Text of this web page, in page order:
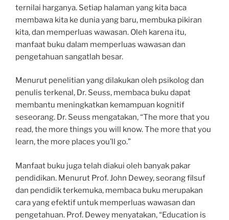
ternilai harganya. Setiap halaman yang kita baca
membawa kita ke dunia yang baru, membuka pikiran
kita, dan memperluas wawasan. Oleh karena itu,
manfaat buku dalam memperluas wawasan dan
pengetahuan sangatlah besar.
Menurut penelitian yang dilakukan oleh psikolog dan
penulis terkenal, Dr. Seuss, membaca buku dapat
membantu meningkatkan kemampuan kognitif
seseorang. Dr. Seuss mengatakan, “The more that you
read, the more things you will know. The more that you
learn, the more places you’ll go.”
Manfaat buku juga telah diakui oleh banyak pakar
pendidikan. Menurut Prof. John Dewey, seorang filsuf
dan pendidik terkemuka, membaca buku merupakan
cara yang efektif untuk memperluas wawasan dan
pengetahuan. Prof. Dewey menyatakan, “Education is